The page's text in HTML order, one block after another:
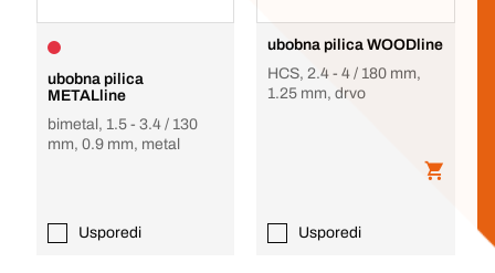
ubobna pilica
METALline
bimetal, 1.5 - 3.4 / 130
mm, 0.9 mm, metal
Usporedi
ubobna pilica WOODline
HCS, 2.4 - 4 / 180 mm,
1.25 mm, drvo
Usporedi